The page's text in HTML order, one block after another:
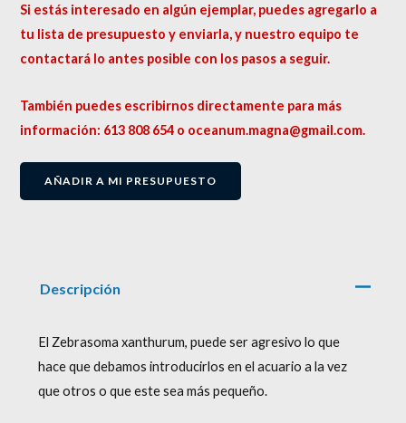
Si estás interesado en algún ejemplar, puedes agregarlo a
tu lista de presupuesto y enviarla, y nuestro equipo te
contactará lo antes posible con los pasos a seguir.
También puedes escribirnos directamente para más
información: 613 808 654 o oceanum.magna@gmail.com.
AÑADIR A MI PRESUPUESTO
Descripción
El Zebrasoma xanthurum, puede ser agresivo lo que
hace que debamos introducirlos en el acuario a la vez
que otros o que este sea más pequeño.